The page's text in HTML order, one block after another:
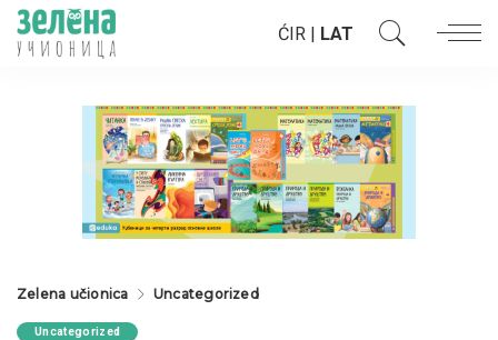
ĆIR | LAT
Zelena učionica Uncategorized
Uncategorized